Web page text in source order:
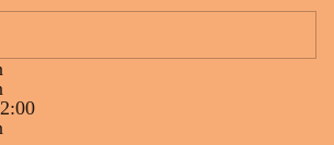
für die
jedoch
so